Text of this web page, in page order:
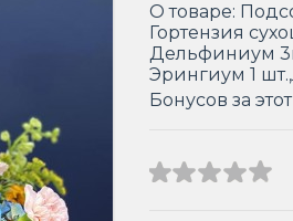
О товаре:
Гортензия
Дельфиниум
Эрингиум 1
Бонусов за